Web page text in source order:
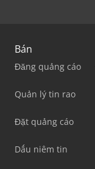
Bán
Đăng quảng cáo
Quản lý tin rao
Đặt quảng cáo
Dấu niêm tin